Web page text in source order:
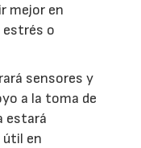
mejor en
estrés o
sensores y
a la toma de
estará
útil en